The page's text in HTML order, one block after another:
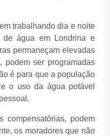
trabalhando dia e noite
de água em Londrina e
permaneçam elevadas
podem ser programadas
é para que a população
o uso da água potável
compensatórias, podem
os moradores que não